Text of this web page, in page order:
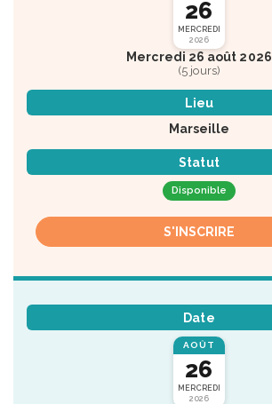
26
MERCREDI
2026
Mercredi 26 août 2026
(5 jours)
Lieu
Marseille
Statut
Disponible
S'INSCRIRE
Date
AOÛT
26
MERCREDI
2026